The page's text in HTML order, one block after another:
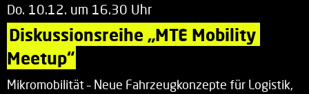
Do. 10.12. um 16.30 Uhr
Diskussionsreihe „MTE Mobility
Meetup“
Mikromobilität – Neue Fahrzeugkonzepte für Logistik,